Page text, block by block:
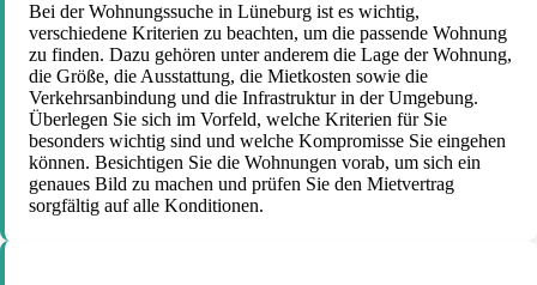
Bei der Wohnungssuche in Lüneburg ist es wichtig,
verschiedene Kriterien zu beachten, um die passende Wohnung
zu finden. Dazu gehören unter anderem die Lage der Wohnung,
die Größe, die Ausstattung, die Mietkosten sowie die
Verkehrsanbindung und die Infrastruktur in der Umgebung.
Überlegen Sie sich im Vorfeld, welche Kriterien für Sie
besonders wichtig sind und welche Kompromisse Sie eingehen
können. Besichtigen Sie die Wohnungen vorab, um sich ein
genaues Bild zu machen und prüfen Sie den Mietvertrag
sorgfältig auf alle Konditionen.